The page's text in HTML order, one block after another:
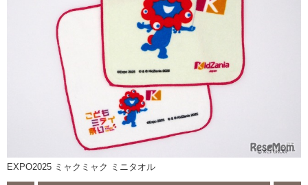
EXPO2025 ミャクミャク ミニタオル